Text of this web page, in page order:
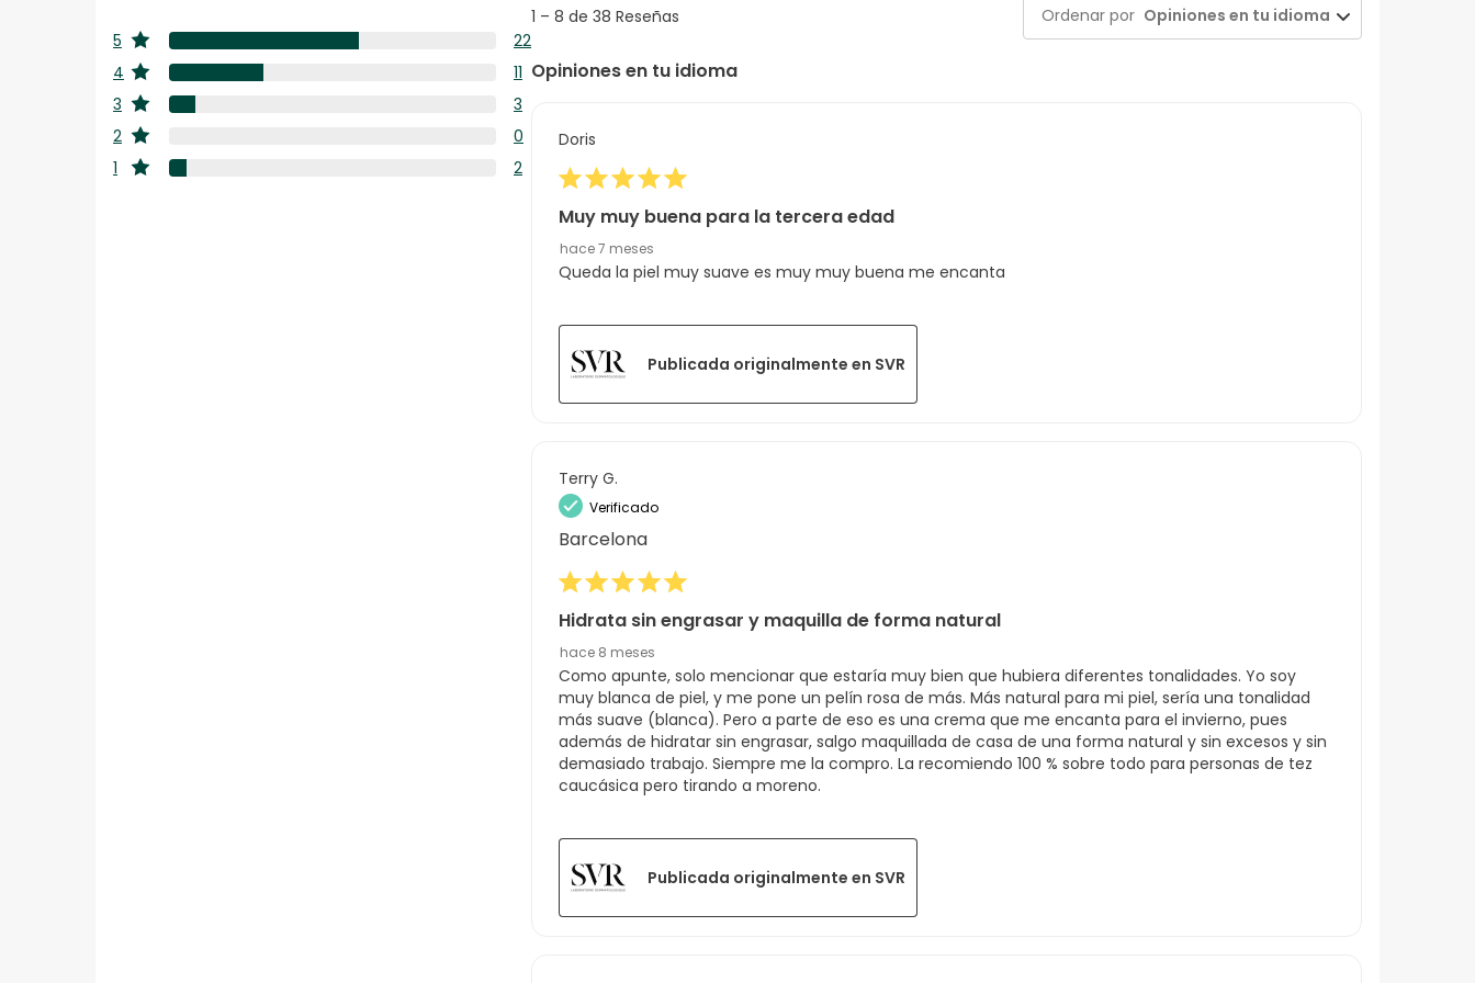
5
estrellas
22
22
reseñas
con
5
4
estrellas
11
11
reseñas
con
4
estrellas.
3
estrellas
3
3
reseñas
con
estrellas.
2
estrellas
0
0
reseñas
estrellas.
1
estrellas
2
reseñas
estrella.
reseñas
to
de
1 – 8 de 38 Reseñas Ordenar por Opiniones en tu idioma
Opiniones en tu idioma
Doris
Muy muy buena para la tercera edad
hace 7 meses
Queda la piel muy suave es muy muy buena me encanta
Publicada originalmente en SVR
Terry G.
Verificado
Barcelona
Hidrata sin engrasar y maquilla de forma natural
hace 8 meses
Como apunte, solo mencionar que estaría muy bien que hubiera diferentes tonalidades. Yo soy
muy blanca de piel, y me pone un pelín rosa de más. Más natural para mi piel, sería una tonalidad
más suave (blanca). Pero a parte de eso es una crema que me encanta para el invierno, pues
además de hidratar sin engrasar, salgo maquillada de casa de una forma natural y sin excesos y sin
demasiado trabajo. Siempre me la compro. La recomiendo 100 % sobre todo para personas de tez
caucásica pero tirando a moreno.
Publicada originalmente en SVR